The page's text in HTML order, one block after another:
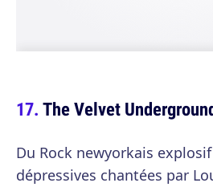
The Velvet
Du Rock newyorkais
dépressives chantées par